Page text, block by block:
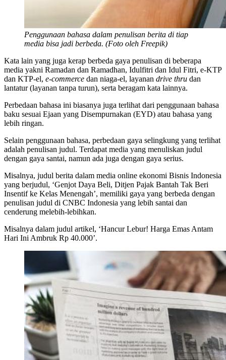
Penggunaan bahasa dalam penulisan berita di tiap
media bisa jadi berbeda. (Foto oleh Freepik)
Kata lain yang juga kerap berbeda gaya penulisan di beberapa
media yakni Ramadan dan Ramadhan, Idulfitri dan Idul Fitri, e-KTP
dan KTP-el, e-commerce dan niaga-el, layanan drive thru dan
lantatur (layanan tanpa turun), serta beragam kata lainnya.
Perbedaan bahasa ini biasanya juga terlihat dari penggunaan bahasa
baku sesuai Ejaan yang Disempurnakan (EYD) atau bahasa yang
lebih ringan.
Selain penggunaan bahasa, perbedaan gaya selingkung yang terlihat
adalah penulisan judul. Terdapat media yang menuliskan judul
dengan gaya santai, namun ada juga dengan gaya serius.
Misalnya, judul berita dalam media online ekonomi Bisnis Indonesia
yang berjudul, ‘Genjot Daya Beli, Ditjen Pajak Bantah Tak Beri
Insentif ke Kelas Menengah’, memiliki gaya yang berbeda dengan
penulisan judul di CNBC Indonesia yang lebih santai dan
cenderung melebih-lebihkan.
Misalnya dalam judul artikel, ‘Hancur Lebur! Harga Emas Antam
Hari Ini Ambruk Rp 40.000’.